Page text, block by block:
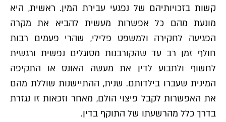
קשות בזכויותיהם של נפגעי עבירת המין. ראשית, היא
מונעת מהם כל אפשרות מעשית להביא את מקרה
הפגיעה לחקירה ולמשפט פלילי, שהרי פעמים רבות
חולף זמן רב עד שהקורבנות מסוגלים נפשית ורגשית
לחשוף ולתבוע לדין את מעשה האונס או התקיפה
המינית שעברו בילדותם. שנית, ההתיישנות שוללת מהם
את האפשרות לקבל פיצוי הולם, מאחר וזכאות זו נגזרת
בדרך כלל מהרשעתו של התוקף בדין.